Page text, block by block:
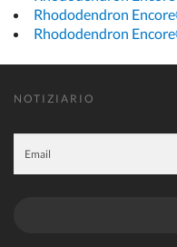
Rhododendron
Rhododendron
NOTIZIARIO